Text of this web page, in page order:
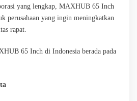
yang lengkap, MAXHUB 65 Inch
perusahaan yang ingin meningkatkan
rapat.
65 Inch di Indonesia berada pada